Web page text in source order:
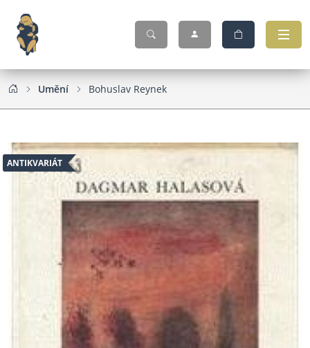
Umění Bohuslav Reynek
ANTIKVARIÁT